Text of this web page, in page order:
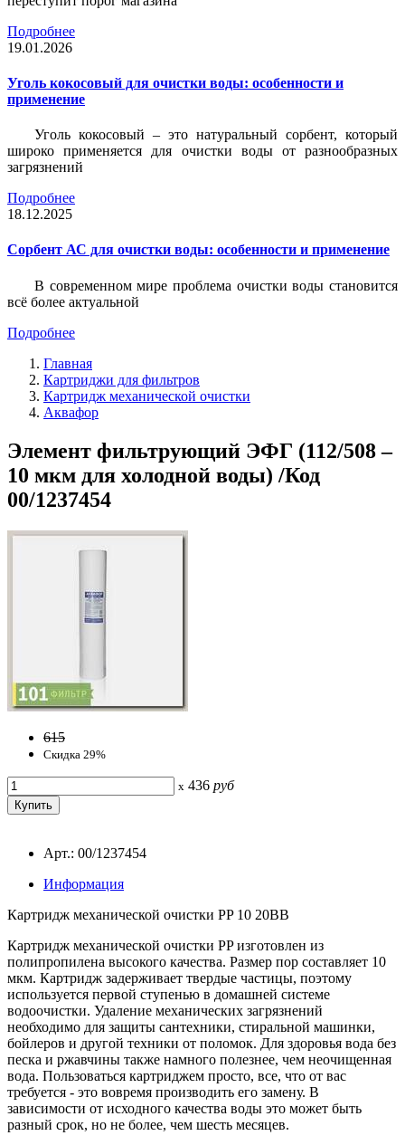
Подробнее
19.01.2026
Уголь кокосовый для очистки воды: особенности и
применение
Уголь кокосовый – это натуральный сорбент, который
широко применяется для очистки воды от разнообразных
загрязнений
Подробнее
18.12.2025
Сорбент АС для очистки воды: особенности и применение
В современном мире проблема очистки воды становится
всё более актуальной
Подробнее
Главная
Картриджи для фильтров
Картридж механической очистки
Аквафор
Элемент фильтрующий ЭФГ (112/508 –
10 мкм для холодной воды) /Код
00/1237454
615
Скидка 29%
x 436 руб
Арт.: 00/1237454
Информация
Картридж механической очистки PP 10 20BB
Картридж механической очистки PP изготовлен из
полипропилена высокого качества. Размер пор составляет 10
мкм. Картридж задерживает твердые частицы, поэтому
используется первой ступенью в домашней системе
водоочистки. Удаление механических загрязнений
необходимо для защиты сантехники, стиральной машинки,
бойлеров и другой техники от поломок. Для здоровья вода без
песка и ржавчины также намного полезнее, чем неочищенная
вода. Пользоваться картриджем просто, все, что от вас
требуется - это вовремя производить его замену. В
зависимости от исходного качества воды это может быть
разный срок, но не более, чем шесть месяцев.